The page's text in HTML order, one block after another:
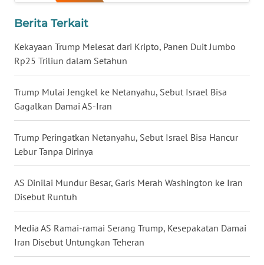
Berita Terkait
Kekayaan Trump Melesat dari Kripto, Panen Duit Jumbo
Rp25 Triliun dalam Setahun
Trump Mulai Jengkel ke Netanyahu, Sebut Israel Bisa
Gagalkan Damai AS-Iran
Trump Peringatkan Netanyahu, Sebut Israel Bisa Hancur
Lebur Tanpa Dirinya
AS Dinilai Mundur Besar, Garis Merah Washington ke Iran
Disebut Runtuh
Media AS Ramai-ramai Serang Trump, Kesepakatan Damai
Iran Disebut Untungkan Teheran
BENGKULU
WN
LAMPUNG
WN
JATENG
WN
NUSANTARA
WN
JOGJA
WN
JATIM